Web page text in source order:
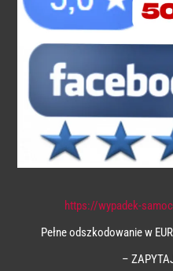
https://wypadek-
Pełne odszkodowanie w
–